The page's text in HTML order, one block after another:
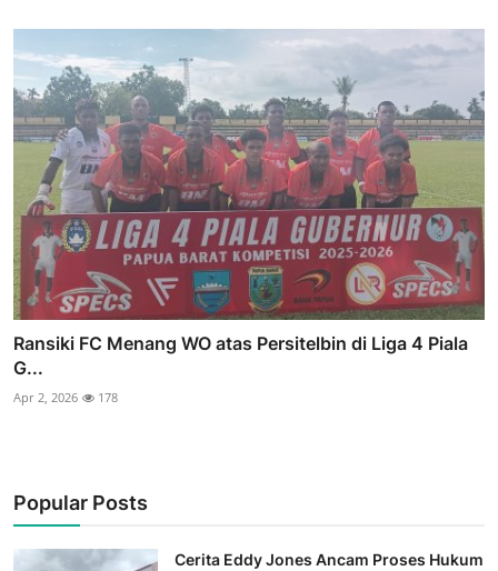
Ransiki FC Menang WO atas Persitelbin di Liga 4 Piala
G...
Apr 2, 2026 178
Popular Posts
Cerita Eddy Jones Ancam Proses Hukum